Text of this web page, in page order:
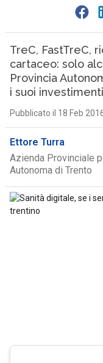
TreC, FastTreC,
cartaceo: solo
Provincia
i suoi
Pubblicato il 18 Feb
Ettore Turra
Azienda Provinciale
Autonoma di Trento